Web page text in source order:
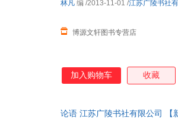
博源文轩图书专营店
林凡 编 /2013-11-01 /江苏广陵书社
加入购物车 收藏
论语 江苏广陵书社有限公司 【